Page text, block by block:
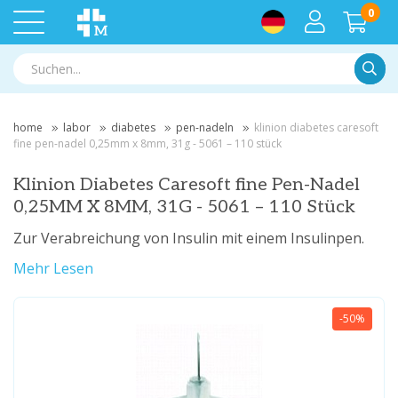
0
home labor diabetes pen-nadeln
klinion diabetes caresoft
fine pen-nadel 0,25mm x 8mm, 31g - 5061 – 110 stück
Klinion Diabetes Caresoft fine Pen-Nadel
0,25MM X 8MM, 31G - 5061 – 110 Stück
Zur Verabreichung von Insulin mit einem Insulinpen.
Mehr Lesen
-50%